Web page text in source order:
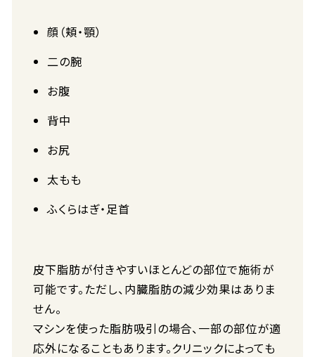
顔（頬・顎）
二の腕
お腹
背中
お尻
太もも
ふくらはぎ・足首
皮下脂肪が付きやすいほとんどの部位で施術が
可能です。ただし、内臓脂肪の減少効果はありま
せん。
マシンを使った脂肪吸引の場合、一部の部位が適
応外になることもあります。クリニックによっても